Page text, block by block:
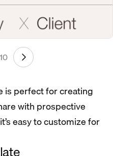
is perfect for creating
with prospective
easy to customize for